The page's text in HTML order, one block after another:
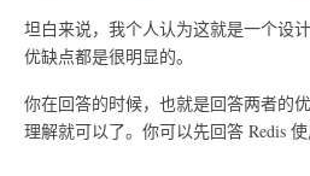
坦白来说，我个人认为这就是一个设
优缺点都是很明显的。
你在回答的时候，也就是回答两者的
理解就可以了。你可以先回答 Redis